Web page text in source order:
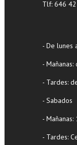
Tlf: 646
- De lunes
-
- Tardes:
- Sabados
-
- Tardes: